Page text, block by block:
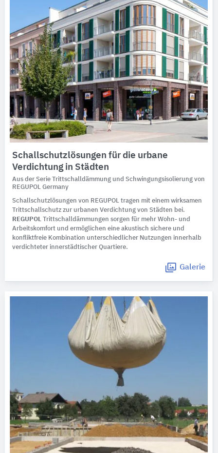
Schallschutzlösungen für die urbane
Verdichtung in Städten
Aus der Serie Trittschalldämmung und Schwingungsisolierung von
REGUPOL Germany
Schallschutzlösungen von REGUPOL tragen mit einem wirksamen
Trittschallschutz zur urbanen Verdichtung von Städten bei.
REGUPOL Trittschalldämmungen sorgen für mehr Wohn- und
Arbeitskomfort und ermöglichen eine akustisch sichere und
konfliktfreie Kombination unterschiedlicher Nutzungen innerhalb
verdichteter innerstädtischer Quartiere.
Galerie